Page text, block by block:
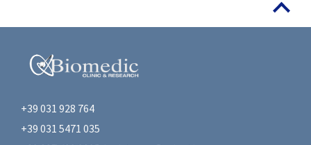
+39 031 928 764
+39 031 5471 035